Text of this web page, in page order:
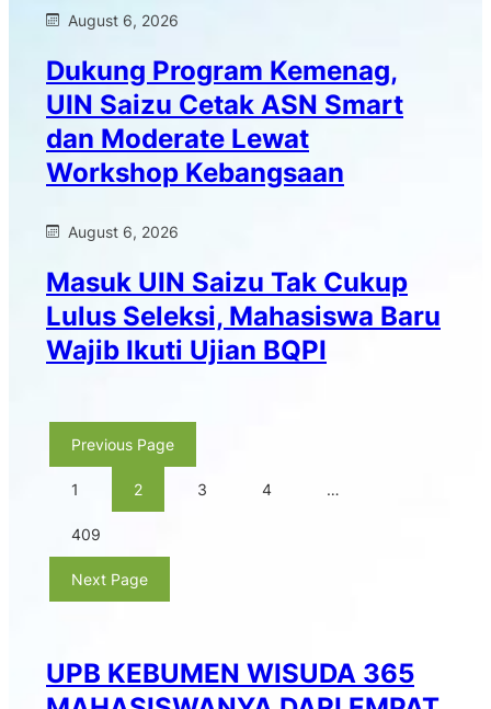
August 6, 2026
Dukung Program Kemenag,
UIN Saizu Cetak ASN Smart
dan Moderate Lewat
Workshop Kebangsaan
August 6, 2026
Masuk UIN Saizu Tak Cukup
Lulus Seleksi, Mahasiswa Baru
Wajib Ikuti Ujian BQPI
Previous Page
1 2 3 4 …
409
Next Page
UPB KEBUMEN WISUDA 365